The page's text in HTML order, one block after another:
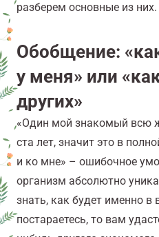
разберем основные из них.
Обобщение:
у меня» или
других»
«Один мой знакомый всю
ста лет, значит это в
и ко мне» – ошибочное
организм абсолютно
знать, как будет именно в
постараетесь, то вам